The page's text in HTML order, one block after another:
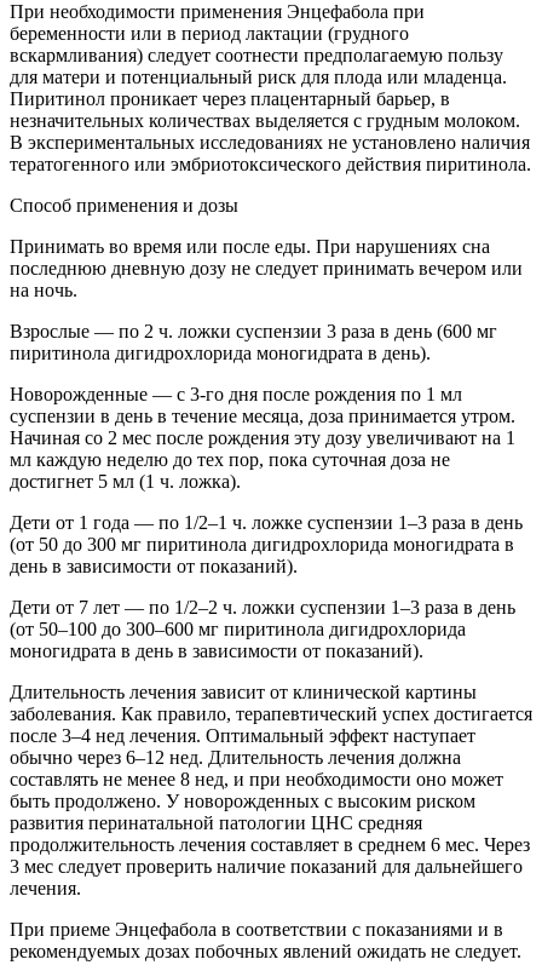
При необходимости применения Энцефабола при
беременности или в период лактации (грудного
вскармливания) следует соотнести предполагаемую пользу
для матери и потенциальный риск для плода или младенца.
Пиритинол проникает через плацентарный барьер, в
незначительных количествах выделяется с грудным молоком.
В экспериментальных исследованиях не установлено наличия
тератогенного или эмбриотоксического действия пиритинола.
Способ применения и дозы
Принимать во время или после еды. При нарушениях сна
последнюю дневную дозу не следует принимать вечером или
на ночь.
Взрослые — по 2 ч. ложки суспензии 3 раза в день (600 мг
пиритинола дигидрохлорида моногидрата в день).
Новорожденные — с 3-го дня после рождения по 1 мл
суспензии в день в течение месяца, доза принимается утром.
Начиная со 2 мес после рождения эту дозу увеличивают на 1
мл каждую неделю до тех пор, пока суточная доза не
достигнет 5 мл (1 ч. ложка).
Дети от 1 года — по 1/2–1 ч. ложке суспензии 1–3 раза в день
(от 50 до 300 мг пиритинола дигидрохлорида моногидрата в
день в зависимости от показаний).
Дети от 7 лет — по 1/2–2 ч. ложки суспензии 1–3 раза в день
(от 50–100 до 300–600 мг пиритинола дигидрохлорида
моногидрата в день в зависимости от показаний).
Длительность лечения зависит от клинической картины
заболевания. Как правило, терапевтический успех достигается
после 3–4 нед лечения. Оптимальный эффект наступает
обычно через 6–12 нед. Длительность лечения должна
составлять не менее 8 нед, и при необходимости оно может
быть продолжено. У новорожденных с высоким риском
развития перинатальной патологии ЦНС средняя
продолжительность лечения составляет в среднем 6 мес. Через
3 мес следует проверить наличие показаний для дальнейшего
лечения.
При приеме Энцефабола в соответствии с показаниями и в
рекомендуемых дозах побочных явлений ожидать не следует.